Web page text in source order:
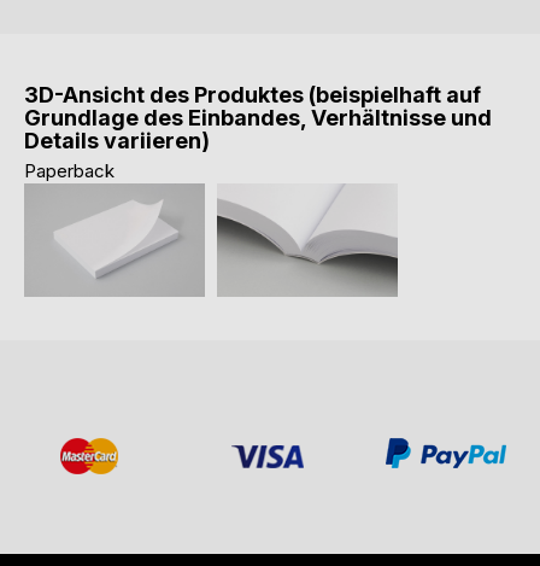
3D-Ansicht des Produktes (beispielhaft auf
Grundlage des Einbandes, Verhältnisse und
Details variieren)
Paperback